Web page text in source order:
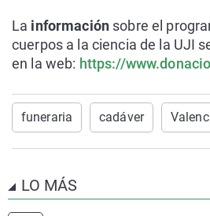
La información sobre el
cuerpos a la ciencia de la UJI
en la web: https://
funeraria cadáver
LO MÁS